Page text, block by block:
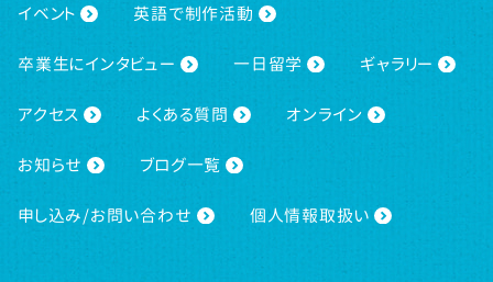
イベント 英語で制作活動
卒業生にインタビュー 一日留学 ギャラリー
アクセス よくある質問 オンライン
お知らせ ブログ一覧
申し込み/お問い合わせ 個人情報取扱い